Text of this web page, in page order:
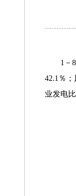
1－
42.1％
业发电